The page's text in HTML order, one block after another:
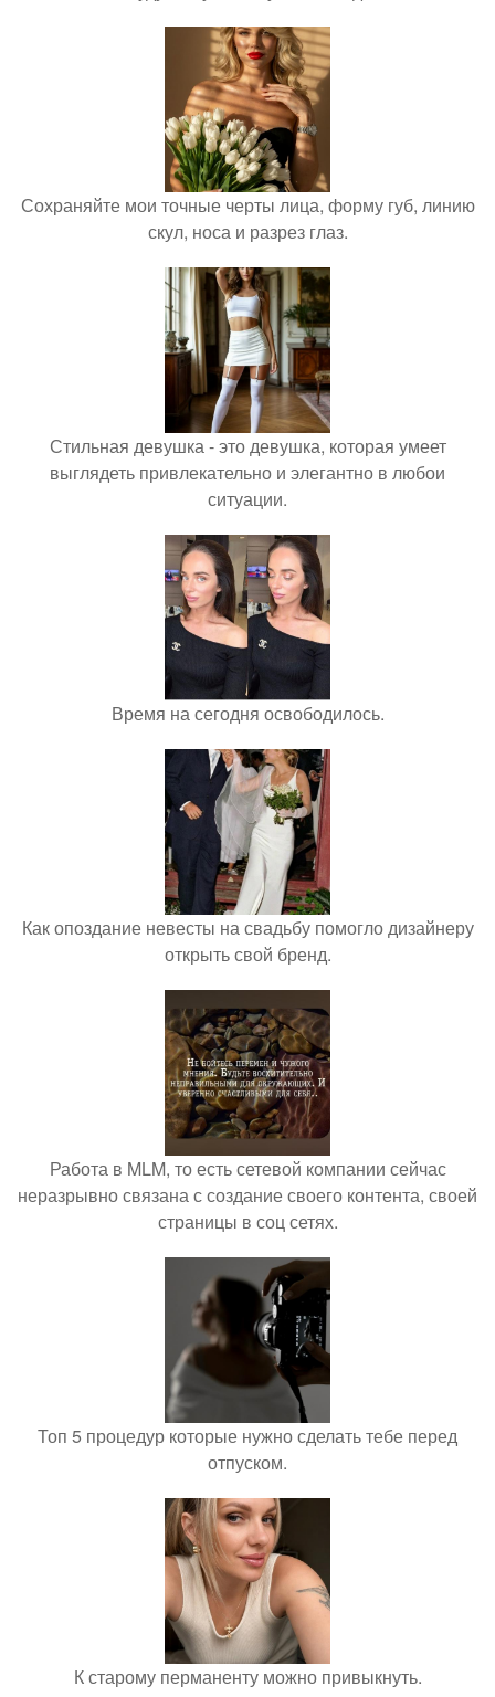
Сохраняйте мои точные черты лица, форму губ, линию
скул, носа и разрез глаз.
Стильная девушка - это девушка, которая умеет
выглядеть привлекательно и элегантно в любои
ситуации.
Время на сегодня освободилось.
Как опоздание невесты на свадьбу помогло дизайнеру
открыть свой бренд.
Работа в MLM, то есть сетевой компании сейчас
неразрывно связана с создание своего контента, своей
страницы в соц сетях.
Топ 5 процедур которые нужно сделать тебе перед
отпуском.
К старому перманенту можно привыкнуть.